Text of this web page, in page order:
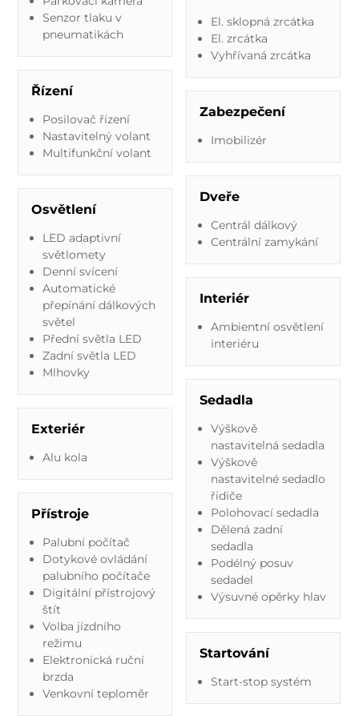
Senzor tlaku v
pneumatikách
Řízení
Posilovač řízení
Nastavitelný volant
Multifunkční volant
Osvětlení
LED adaptivní
světlomety
Denní svícení
Automatické
přepínání dálkových
světel
Přední světla LED
Zadní světla LED
Mlhovky
Exteriér
Alu kola
Přístroje
Palubní počítač
Dotykové ovládání
palubního počítače
Digitální přístrojový
štít
Volba jízdního
režimu
Elektronická ruční
brzda
Venkovní teploměr
El. sklopná zrcátka
El. zrcátka
Vyhřívaná zrcátka
Zabezpečení
Imobilizér
Dveře
Centrál dálkový
Centrální zamykání
Interiér
Ambientní osvětlení
interiéru
Sedadla
Výškově
nastavitelná sedadla
Výškově
nastavitelné sedadlo
řidiče
Polohovací sedadla
Dělená zadní
sedadla
Podélný posuv
sedadel
Výsuvné opěrky hlav
Startování
Start-stop systém